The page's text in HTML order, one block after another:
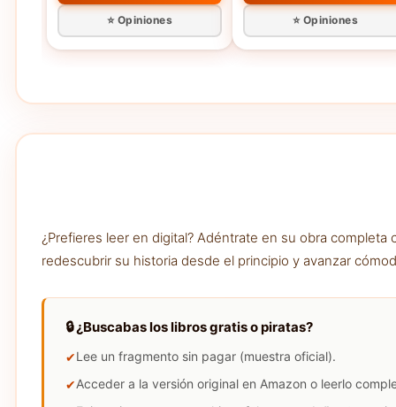
⭐ Opiniones ⭐ Opiniones
¿Prefieres leer en digital? Adéntrate en su obra
redescubrir su historia desde el principio y avanzar
🔒 ¿Buscabas los libros gratis o piratas?
Lee un fragmento sin pagar (muestra oficial).
Acceder a la versión original en Amazon o leerlo